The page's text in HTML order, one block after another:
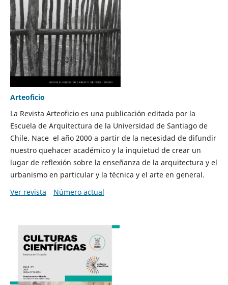
Arteoficio
La Revista Arteoficio es una publicación editada por la
Escuela de Arquitectura de la Universidad de Santiago de
Chile. Nace el año 2000 a partir de la necesidad de difundir
nuestro quehacer académico y la inquietud de crear un
lugar de reflexión sobre la enseñanza de la arquitectura y el
urbanismo en particular y la técnica y el arte en general.
Ver revista
Número actual